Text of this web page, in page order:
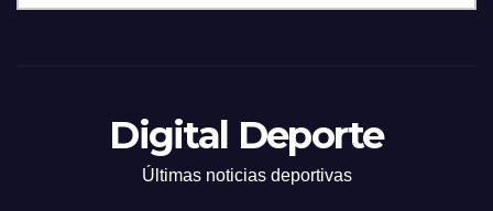
Digital Deporte
Últimas noticias deportivas